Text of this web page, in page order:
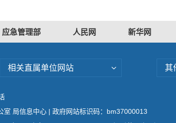
应急管理部 人民网 新华网
相关直属单位网站 其
室 局信息中心 | 政府网站标识码：bm37000013